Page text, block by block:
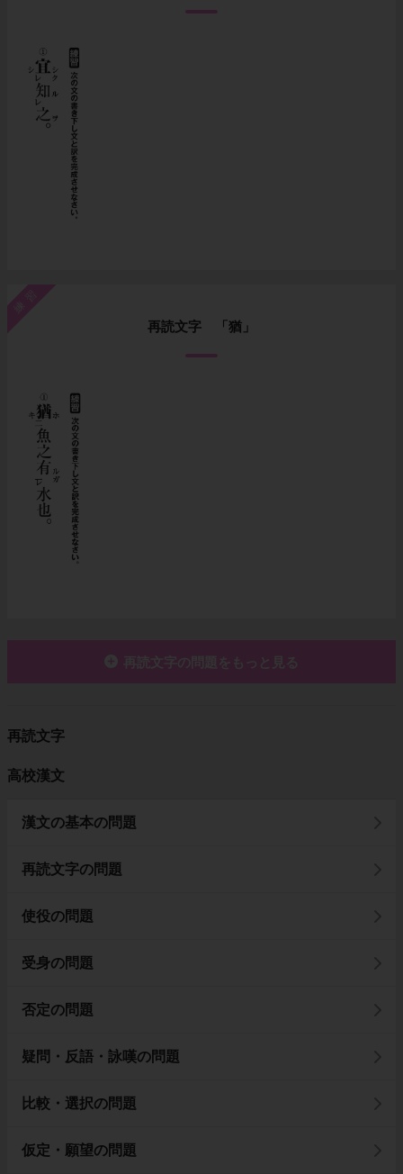
練習
再読文字 「猶」
再読文字の問題をもっと見る
再読文字
高校漢文
漢文の基本の問題
再読文字の問題
使役の問題
受身の問題
否定の問題
疑問・反語・詠嘆の問題
比較・選択の問題
仮定・願望の問題